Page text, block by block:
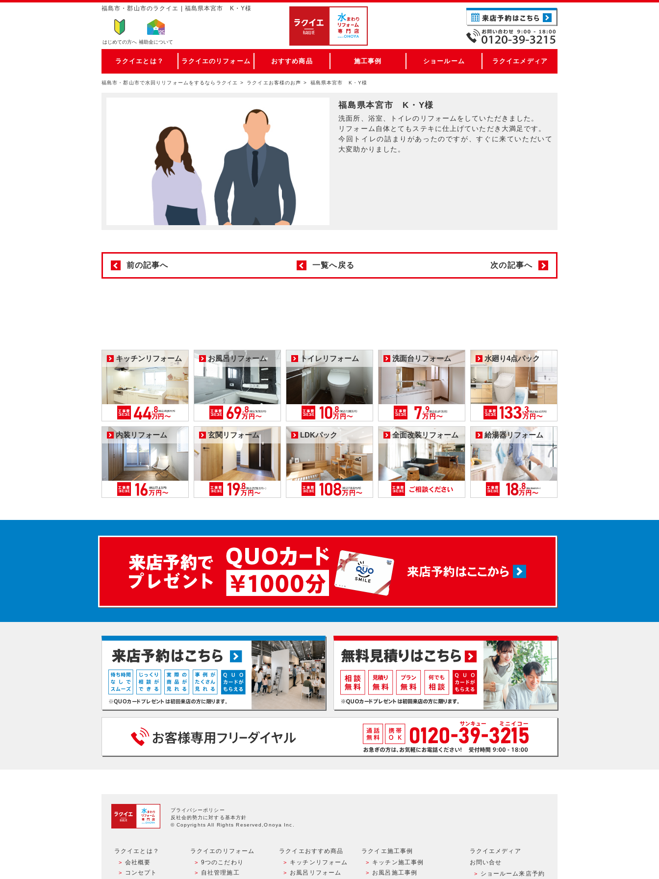
福島市・郡山市のラクイエ | 福島県本宮市 K・Y様
はじめての方へ 補助金について
ラクイエとは？ ラクイエのリフォーム おすすめ商品 施工事例 ショールーム ラクイエメディア
福島市・郡山市で水回りリフォームをするならラクイエ ラクイエお客様のお声 福島県本宮市 K・Y様
福島県本宮市 K・Y様
洗面所、浴室、トイレのリフォームをしていただきました。
リフォーム自体とてもステキに仕上げていただき大満足です。
今回トイレの詰まりがあったのですが、すぐに来ていただいて
大変助かりました。
前の記事へ 一覧へ戻る 次の記事へ
キッチンリフォーム お風呂リフォーム トイレリフォーム 洗面台リフォーム 水廻り4点パック
内装リフォーム 玄関リフォーム LDKパック 全面改装リフォーム 給湯器リフォーム
プライバシーポリシー
反社会的勢力に対する基本方針
© Copyrights All Rights Reserved,Onoya Inc.
ラクイエとは？
会社概要
コンセプト
ラクイエのリフォーム
9つのこだわり
自社管理施工
ラクイエおすすめ商品
キッチンリフォーム
お風呂リフォーム
ラクイエ施工事例
キッチン施工事例
お風呂施工事例
ラクイエメディア
お問い合せ
ショールーム来店予約